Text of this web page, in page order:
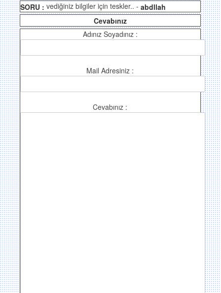
SORU : vediğiniz bilgiler için teskler.. - abdllah
Cevabınız
Adınız Soyadınız :
Mail Adresiniz :
Cevabınız :